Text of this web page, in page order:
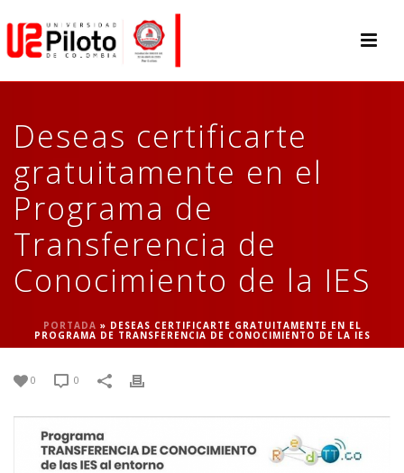
Deseas certificarte
gratuitamente en el
Programa de
Transferencia de
Conocimiento de la IES
PORTADA » DESEAS CERTIFICARTE GRATUITAMENTE EN EL
PROGRAMA DE TRANSFERENCIA DE CONOCIMIENTO DE LA IES
0 0